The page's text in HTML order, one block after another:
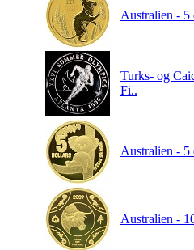
Australien - 5
Turks- og
Fi..
Australien -
Australien -